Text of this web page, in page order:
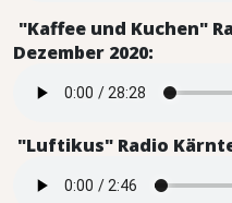
"Kaffee und Kuchen"
Dezember 2020:
"Luftikus" Radio